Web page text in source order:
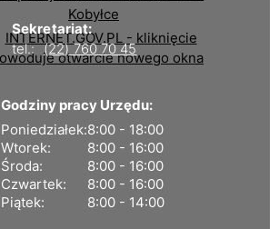
Sekretariat:
tel.: (22) 760 70 45
Godziny pracy Urzędu:
Poniedziałek:8:00 - 18:00
Wtorek:
8:00 - 16:00
Środa:
8:00 - 16:00
Czwartek:
8:00 - 16:00
Piątek:
8:00 - 14:00